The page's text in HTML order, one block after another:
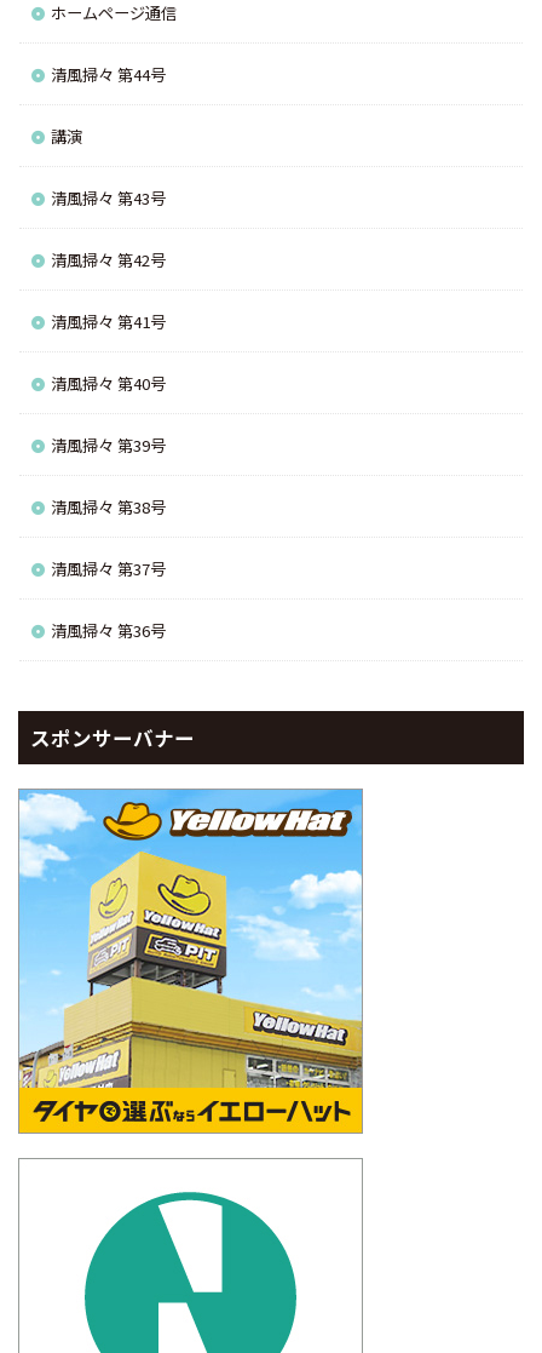
ホームページ通信
清風掃々 第44号
講演
清風掃々 第43号
清風掃々 第42号
清風掃々 第41号
清風掃々 第40号
清風掃々 第39号
清風掃々 第38号
清風掃々 第37号
清風掃々 第36号
スポンサーバナー